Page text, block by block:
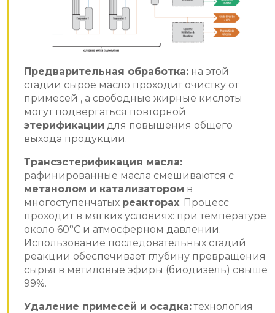
Предварительная обработка: на этой
стадии сырое масло проходит очистку от
примесей , а свободные жирные кислоты
могут подвергаться повторной
этерификации для повышения общего
выхода продукции.
Трансэстерификация масла:
рафинированные масла смешиваются с
метанолом и катализатором в
многоступенчатых реакторах. Процесс
проходит в мягких условиях: при температуре
около 60°C и атмосферном давлении.
Использование последовательных стадий
реакции обеспечивает глубину превращения
сырья в метиловые эфиры (биодизель) свыше
99%.
Удаление примесей и осадка:технология